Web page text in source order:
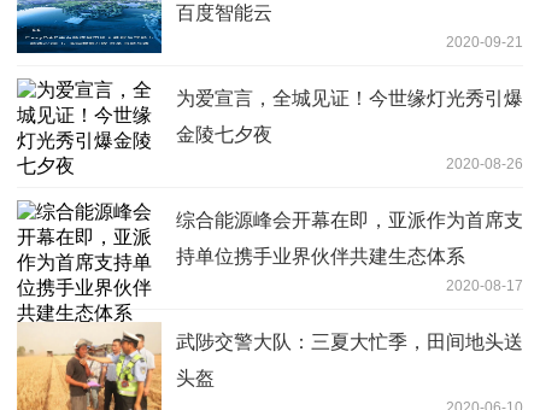
百度智能云
2020-09-21
为爱宣言，全城见证！今世缘灯光秀引爆
金陵七夕夜
2020-08-26
综合能源峰会开幕在即，亚派作为首席支
持单位携手业界伙伴共建生态体系
2020-08-17
武陟交警大队：三夏大忙季，田间地头送
头盔